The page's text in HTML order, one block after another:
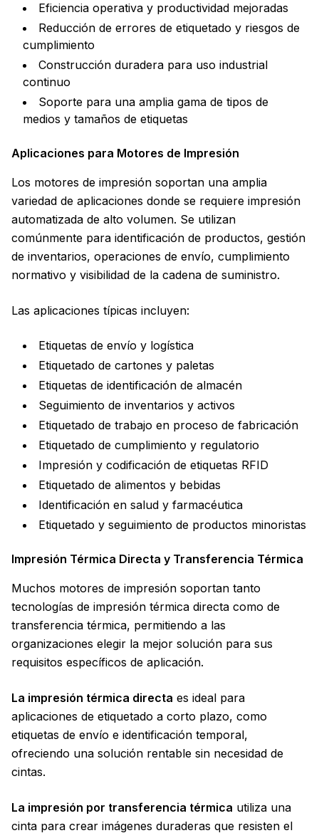
Eficiencia operativa y productividad mejoradas
Reducción de errores de etiquetado y riesgos de
cumplimiento
Construcción duradera para uso industrial
continuo
Soporte para una amplia gama de tipos de
medios y tamaños de etiquetas
Aplicaciones para Motores de Impresión
Los motores de impresión soportan una amplia
variedad de aplicaciones donde se requiere impresión
automatizada de alto volumen. Se utilizan
comúnmente para identificación de productos, gestión
de inventarios, operaciones de envío, cumplimiento
normativo y visibilidad de la cadena de suministro.
Las aplicaciones típicas incluyen:
Etiquetas de envío y logística
Etiquetado de cartones y paletas
Etiquetas de identificación de almacén
Seguimiento de inventarios y activos
Etiquetado de trabajo en proceso de fabricación
Etiquetado de cumplimiento y regulatorio
Impresión y codificación de etiquetas RFID
Etiquetado de alimentos y bebidas
Identificación en salud y farmacéutica
Etiquetado y seguimiento de productos minoristas
Impresión Térmica Directa y Transferencia Térmica
Muchos motores de impresión soportan tanto
tecnologías de impresión térmica directa como de
transferencia térmica, permitiendo a las
organizaciones elegir la mejor solución para sus
requisitos específicos de aplicación.
La impresión térmica directa es ideal para
aplicaciones de etiquetado a corto plazo, como
etiquetas de envío e identificación temporal,
ofreciendo una solución rentable sin necesidad de
cintas.
La impresión por transferencia térmica utiliza una
cinta para crear imágenes duraderas que resisten el